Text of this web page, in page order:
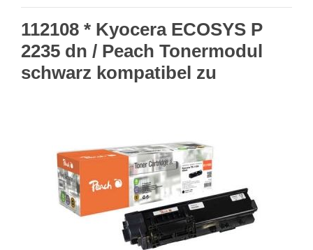
112108 * Kyocera ECOSYS P
2235 dn / Peach Tonermodul
schwarz kompatibel zu